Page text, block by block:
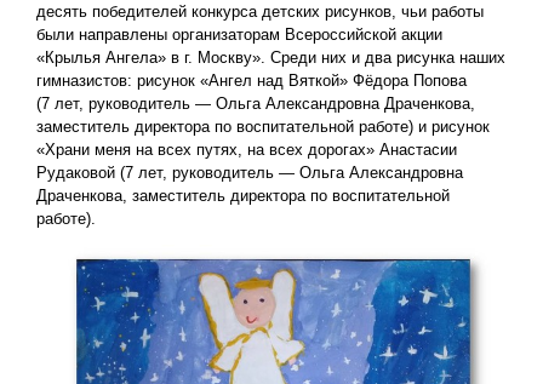
десять победителей конкурса детских рисунков, чьи работы
были направлены организаторам Всероссийской акции
«Крылья Ангела» в г. Москву». Среди них и два рисунка наших
гимназистов: рисунок «Ангел над Вяткой» Фёдора Попова
(7 лет, руководитель — Ольга Александровна Драченкова,
заместитель директора по воспитательной работе) и рисунок
«Храни меня на всех путях, на всех дорогах» Анастасии
Рудаковой (7 лет, руководитель — Ольга Александровна
Драченкова, заместитель директора по воспитательной
работе).